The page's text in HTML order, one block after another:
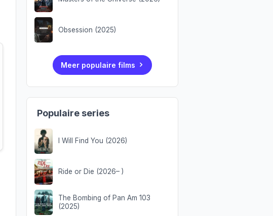
Obsession (2025)
Meer populaire films
Populaire series
I Will Find You (2026)
Ride or Die (2026– )
The Bombing of Pan Am 103
(2025)